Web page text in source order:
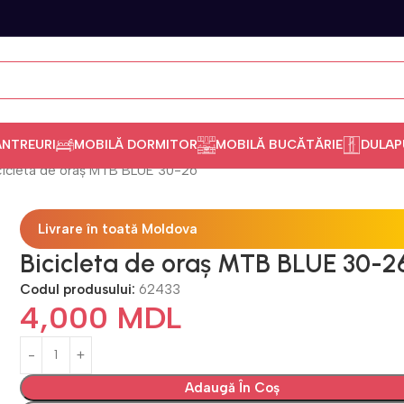
MOBILĂ DORMITOR MOBILĂ BUCĂTĂRIE
de oraș MTB BLUE 30-26
Livrare în toată Moldova
Bicicleta de oraș MTB BLUE 30-
Codul produsului: 62433
4,000 MDL
Adaugă În Coș